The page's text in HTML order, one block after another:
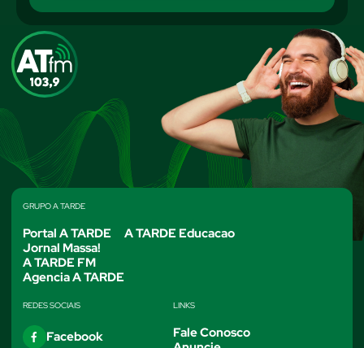
GRUPO A TARDE
Portal A TARDE
Jornal Massa!
A TARDE FM
Agencia A TARDE
A TARDE Educacao
LINKS
Fale Conosco
REDES SOCIAIS
Facebook